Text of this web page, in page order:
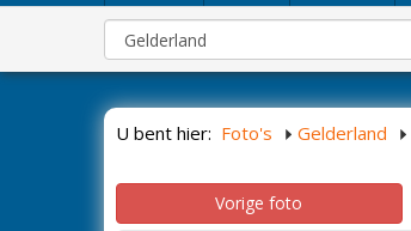
U bent hier: Foto's Gelderland
Vorige foto